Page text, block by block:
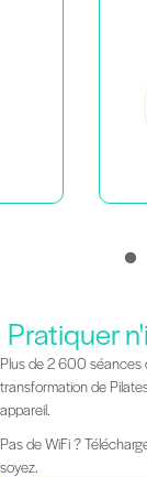
Pratiquer
Plus de 2 600 séances
transformation de
appareil.
Pas de WiFi ?
soyez.